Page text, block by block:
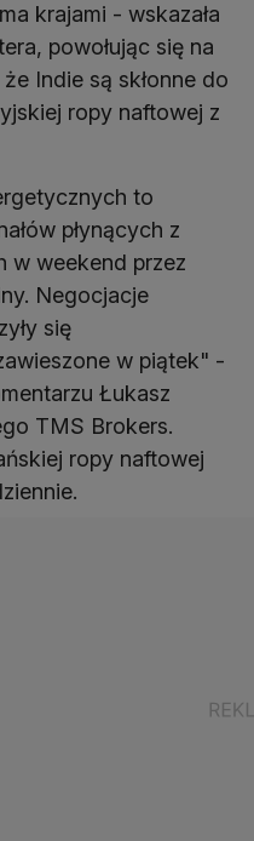
krajami - wskazała
powołując się na
Indie są skłonne do
ropy naftowej z
to
płynących z
w weekend przez
Negocjacje
się
w piątek" -
Łukasz
TMS Brokers.
ropy naftowej